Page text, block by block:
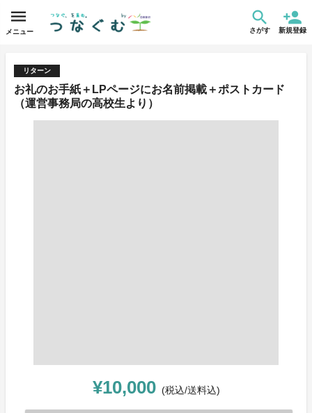
メニュー さがす 新規登録
リターン
お礼のお手紙＋LPページにお名前掲載＋ポストカード
（運営事務局の高校生より）
¥10,000 (税込/送料込)